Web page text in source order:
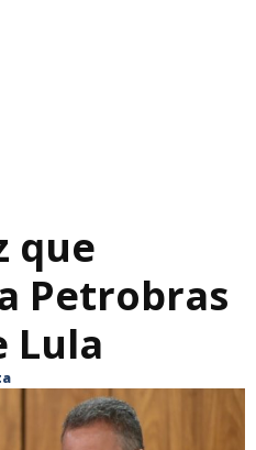
que
Petrobras
Lula